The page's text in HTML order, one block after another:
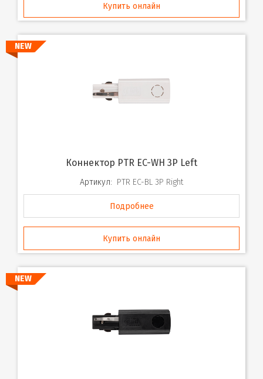
Купить онлайн
NEW
Коннектор PTR EC-WH 3P Left
Артикул: PTR EC-BL 3P Right
Подробнее
Купить онлайн
NEW